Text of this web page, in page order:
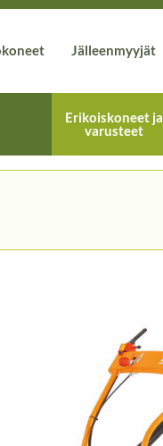
Jälleenmyyjät
Erikoiskoneet ja
varusteet